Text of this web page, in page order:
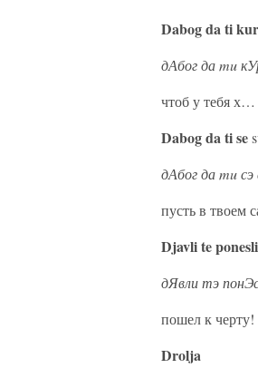
Dabog da ti
дАбог да mu
чтоб у тебя х…
Dabog da ti se
дАбог да mu
пусть в твоем
Djavli te
дЯвли тэ
пошел к черту!
Drolja